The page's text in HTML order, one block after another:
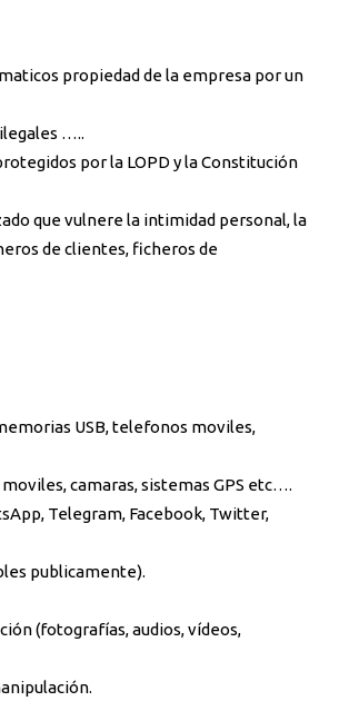
propiedad de la empresa por un
…..
por la LOPD y la Constitución
que vulnere la intimidad personal, la
de clientes, ficheros de
USB, telefonos moviles,
camaras, sistemas GPS etc….
Telegram, Facebook, Twitter,
publicamente).
(fotografías, audios, vídeos,